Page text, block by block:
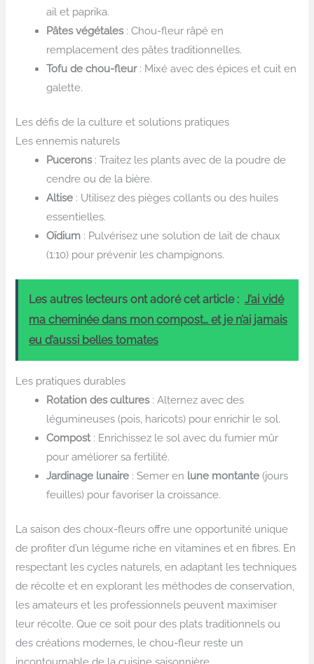
ail et paprika.
Pâtes végétales: Chou-fleur râpé en
remplacement des pâtes traditionnelles.
Tofu de chou-fleur: Mixé avec des épices et cuit en
galette.
Les défis de la culture et solutions pratiques
Les ennemis naturels
Pucerons: Traitez les plants avec de la poudre de
cendre ou de la bière.
Altise : Utilisez des pièges collants ou des huiles
essentielles.
Oïdium : Pulvérisez une solution de lait de chaux
(1:10) pour prévenir les champignons.
Les autres lecteurs ont adoré cet article : J’ai vidé
ma cheminée dans mon compost… et je n’ai jamais
eu d’aussi belles tomates
Les pratiques durables
Rotation des cultures: Alternez avec des
légumineuses (pois, haricots) pour enrichir le sol.
Compost: Enrichissez le sol avec du fumier mûr
pour améliorer sa fertilité.
Jardinage lunaire : Semer en lune montante (jours
feuilles) pour favoriser la croissance.
La saison des choux-fleurs offre une opportunité unique
de profiter d’un légume riche en vitamines et en fibres. En
respectant les cycles naturels, en adaptant les techniques
de récolte et en explorant les méthodes de conservation,
les amateurs et les professionnels peuvent maximiser
leur récolte. Que ce soit pour des plats traditionnels ou
des créations modernes, le chou-fleur reste un
incontournable de la cuisine saisonnière.